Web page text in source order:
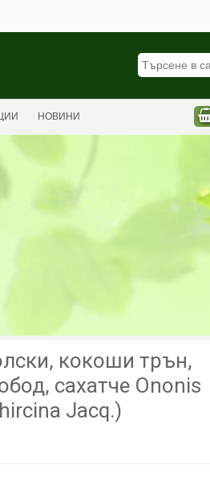
НОВИНИ
кокоши трън,
сахатче Ononis
Jacq.)